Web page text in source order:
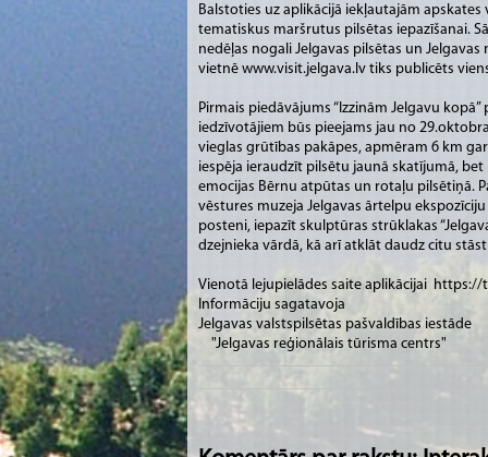
Balstoties uz aplikācijā iekļautajām apskates
tematiskus maršrutus pilsētas iepazīšanai.
nedēļas nogali Jelgavas pilsētas un
vietnē www.visit.jelgava.lv tiks publicēts
Pirmais piedāvājums “Izzinām Jelgavu
iedzīvotājiem būs pieejams jau no
vieglas grūtības pakāpes, apmēram 6 km
iespēja ieraudzīt pilsētu jaunā skatījumā,
emocijas Bērnu atpūtas un rotaļu pilsētiņā.
vēstures muzeja Jelgavas ārtelpu
posteni, iepazīt skulptūras strūklakas
dzejnieka vārdā, kā arī atklāt daudz citu
Vienotā lejupielādes saite aplikācijai
Informāciju sagatavoja
Jelgavas valstspilsētas pašvaldības iestāde
"Jelgavas reģionālais tūrisma centrs"